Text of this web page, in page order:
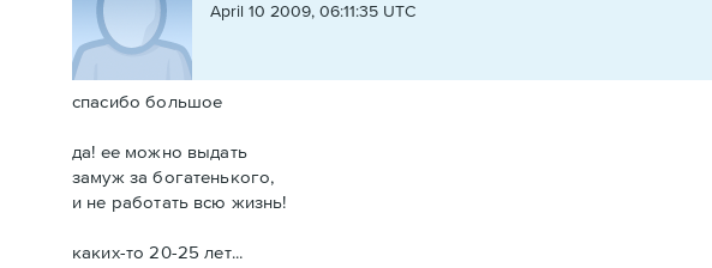
April 10 2009, 06:11:35 UTC
спасибо большое
да! ее можно выдать
замуж за богатенького,
и не работать всю жизнь!
каких-то 20-25 лет...